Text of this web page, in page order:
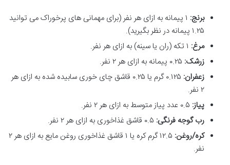
برنج: ۱ پیمانه به ازای هر نفر (برای مهمانی های پرخوراک می توانید
۱.۲۵ پیمانه در نظر بگیرید).
مرغ:
زرشک:
زعفران:
۰.۱۲۵ گرم یا ۰.۲۵ قاشق چای خوری سابیده شده به ازای هر
۲ نفر.
پیاز:
رب گوجه فرنگی:
کره/روغن:
۱۲.۵ گرم کره یا ۱ قاشق غذاخوری روغن مایع به ازای هر ۲
نفر.